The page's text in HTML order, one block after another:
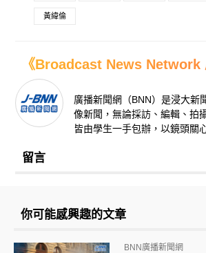
黃緯倫
《Broadcast News Network
廣播新聞網（BNN）是浸大新
像新聞，無論採訪、編輯、拍
皆由學生一手包辦，以鏡頭關
留言
你可能感興趣的文章
BNN廣播新聞網